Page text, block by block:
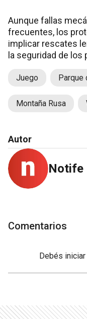
Aunque fallas
frecuentes, los
implicar rescates
la seguridad de
Juego
Montaña Rusa
Autor
Notife
Comentarios
Debés